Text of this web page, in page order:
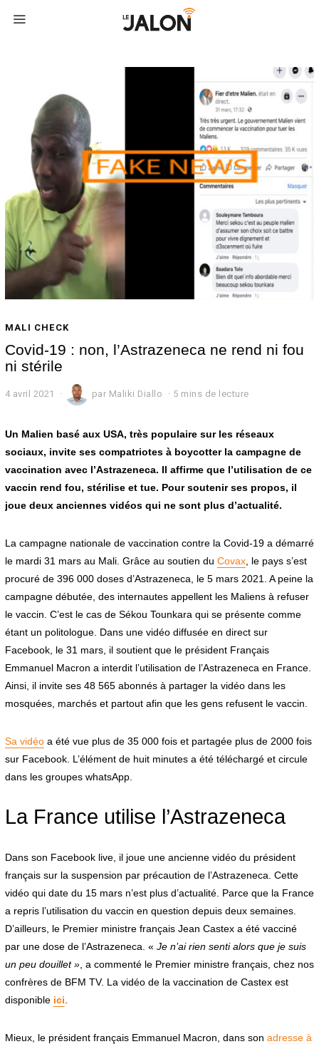
MALI CHECK
Covid-19 : non, l’Astrazeneca ne rend ni fou
ni stérile
4 avril 2021
r
l
2
0
1
par Maliki Diallo 5 mins de lecture
Un Malien basé aux USA, très populaire sur les réseaux
sociaux, invite ses compatriotes à boycotter la campagne de
vaccination avec l’Astrazeneca. Il affirme que l’utilisation de ce
vaccin rend fou, stérilise et tue. Pour soutenir ses propos, il
joue deux anciennes vidéos qui ne sont plus d’actualité.
La campagne nationale de vaccination contre la Covid-19 a démarré
le mardi 31 mars au Mali. Grâce au soutien du Covax, le pays s’est
procuré de 396 000 doses d’Astrazeneca, le 5 mars 2021. A peine la
campagne débutée, des internautes appellent les Maliens à refuser
le vaccin. C’est le cas de Sékou Tounkara qui se présente comme
étant un politologue. Dans une vidéo diffusée en direct sur
Facebook, le 31 mars, il soutient que le président Français
Emmanuel Macron a interdit l’utilisation de l’Astrazeneca en France.
Ainsi, il invite ses 48 565 abonnés à partager la vidéo dans les
mosquées, marchés et partout afin que les gens refusent le vaccin.
Sa vidéoa été vue plus de 35 000 fois et partagée plus de 2000 fois
sur Facebook. L’élément de huit minutes a été téléchargé et circule
dans les groupes whatsApp.
La France utilise l’Astrazeneca
Dans son Facebook live, il joue une ancienne vidéo du président
français sur la suspension par précaution de l’Astrazeneca. Cette
vidéo qui date du 15 mars n’est plus d’actualité. Parce que la France
a repris l’utilisation du vaccin en question depuis deux semaines.
D’ailleurs, le Premier ministre français Jean Castex a été vacciné
par une dose de l’Astrazeneca. « Je n’ai rien senti alors que je suis
un peu douillet », a commenté le Premier ministre français, chez nos
confrères de BFM TV. La vidéo de la vaccination de Castex est
disponible ici
Mieux, le président français Emmanuel Macron, dans son adresse à